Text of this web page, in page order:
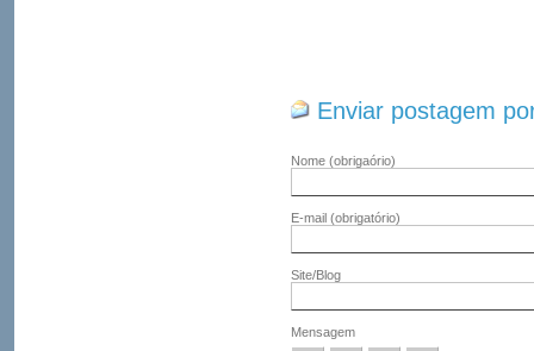
Enviar postagem
Nome (obrigaório)
E-mail (obrigatório)
Site/Blog
Mensagem